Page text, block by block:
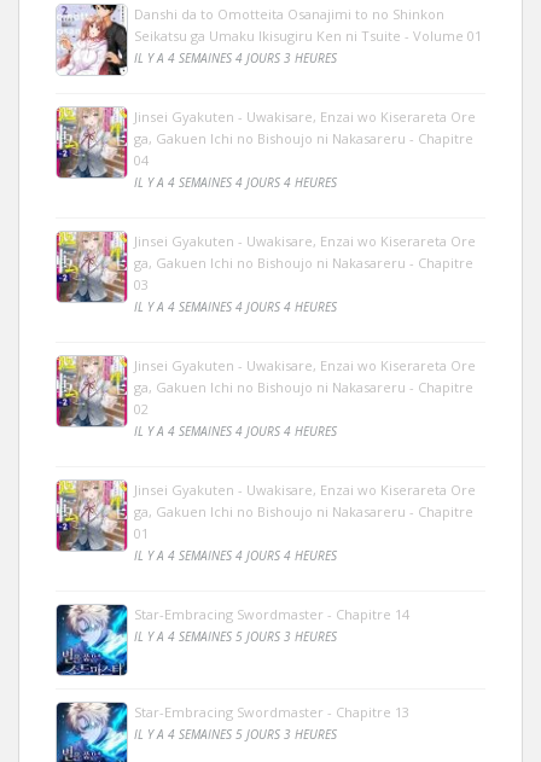
Danshi da to Omotteita Osanajimi to no Shinkon
Seikatsu ga Umaku Ikisugiru Ken ni Tsuite - Volume 01
IL Y A 4 SEMAINES 4 JOURS 3 HEURES
Jinsei Gyakuten - Uwakisare, Enzai wo Kiserareta Ore
ga, Gakuen Ichi no Bishoujo ni Nakasareru - Chapitre
04
IL Y A 4 SEMAINES 4 JOURS 4 HEURES
Jinsei Gyakuten - Uwakisare, Enzai wo Kiserareta Ore
ga, Gakuen Ichi no Bishoujo ni Nakasareru - Chapitre
03
IL Y A 4 SEMAINES 4 JOURS 4 HEURES
Jinsei Gyakuten - Uwakisare, Enzai wo Kiserareta Ore
ga, Gakuen Ichi no Bishoujo ni Nakasareru - Chapitre
02
IL Y A 4 SEMAINES 4 JOURS 4 HEURES
Jinsei Gyakuten - Uwakisare, Enzai wo Kiserareta Ore
ga, Gakuen Ichi no Bishoujo ni Nakasareru - Chapitre
01
IL Y A 4 SEMAINES 4 JOURS 4 HEURES
Star-Embracing Swordmaster - Chapitre 14
IL Y A 4 SEMAINES 5 JOURS 3 HEURES
Star-Embracing Swordmaster - Chapitre 13
IL Y A 4 SEMAINES 5 JOURS 3 HEURES